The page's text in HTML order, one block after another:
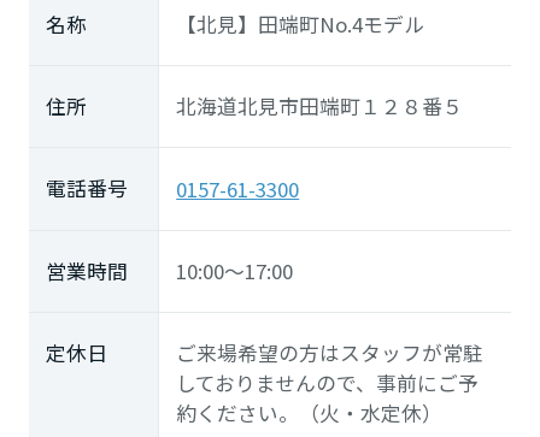
名称 【北見】田端町No.4モデル
住所 北海道北見市田端町１２８番５
電話番号 0157-61-3300
営業時間 10:00～17:00
定休日
ご来場希望の方はスタッフが常駐
しておりませんので、事前にご予
約ください。（火・水定休）